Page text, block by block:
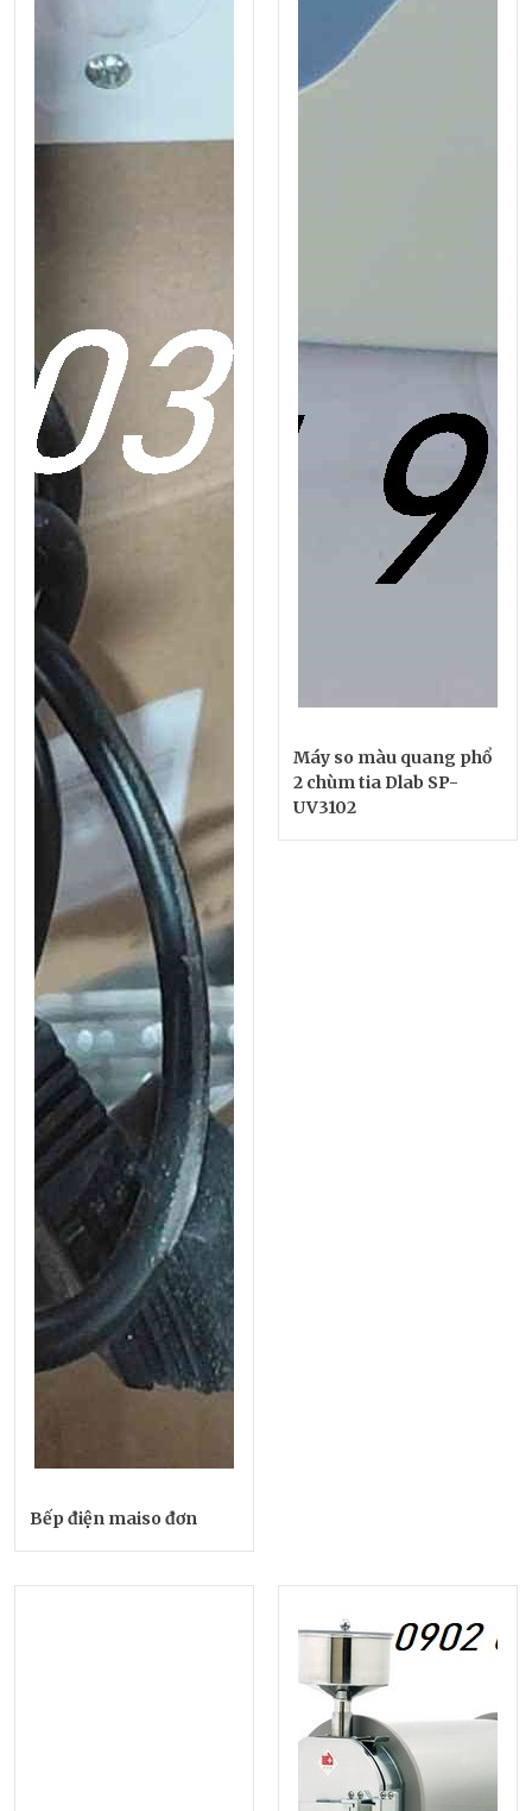
Bếp điện maiso đơn
Máy so màu quang phổ
2 chùm tia Dlab SP-
UV3102